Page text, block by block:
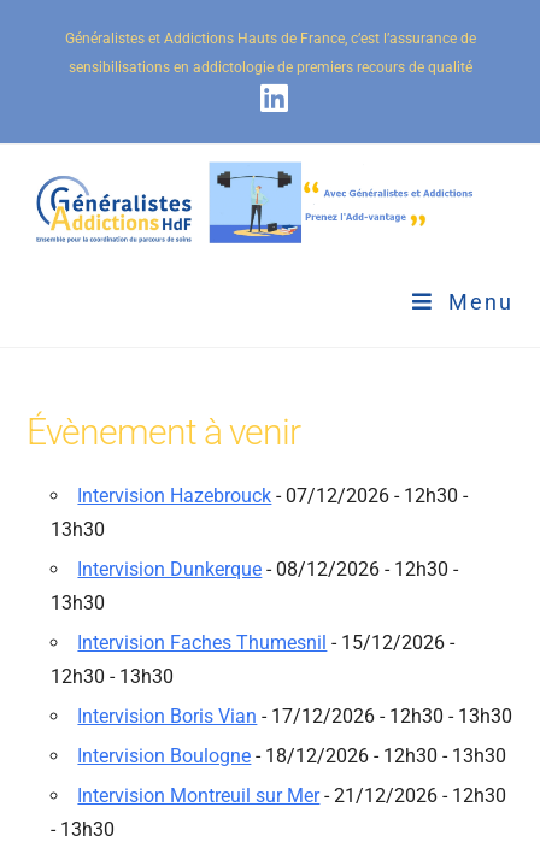
Généralistes et Addictions Hauts de France, c’est l’assurance de
sensibilisations en addictologie de premiers recours de qualité
Menu
Évènement à venir
Intervision Hazebrouck - 07/12/2026 - 12h30 -
13h30
Intervision Dunkerque - 08/12/2026 - 12h30 -
13h30
Intervision Faches Thumesnil - 15/12/2026 -
12h30 - 13h30
Intervision Boris Vian - 17/12/2026 - 12h30 - 13h30
Intervision Boulogne - 18/12/2026 - 12h30 - 13h30
Intervision Montreuil sur Mer- 21/12/2026 - 12h30
- 13h30